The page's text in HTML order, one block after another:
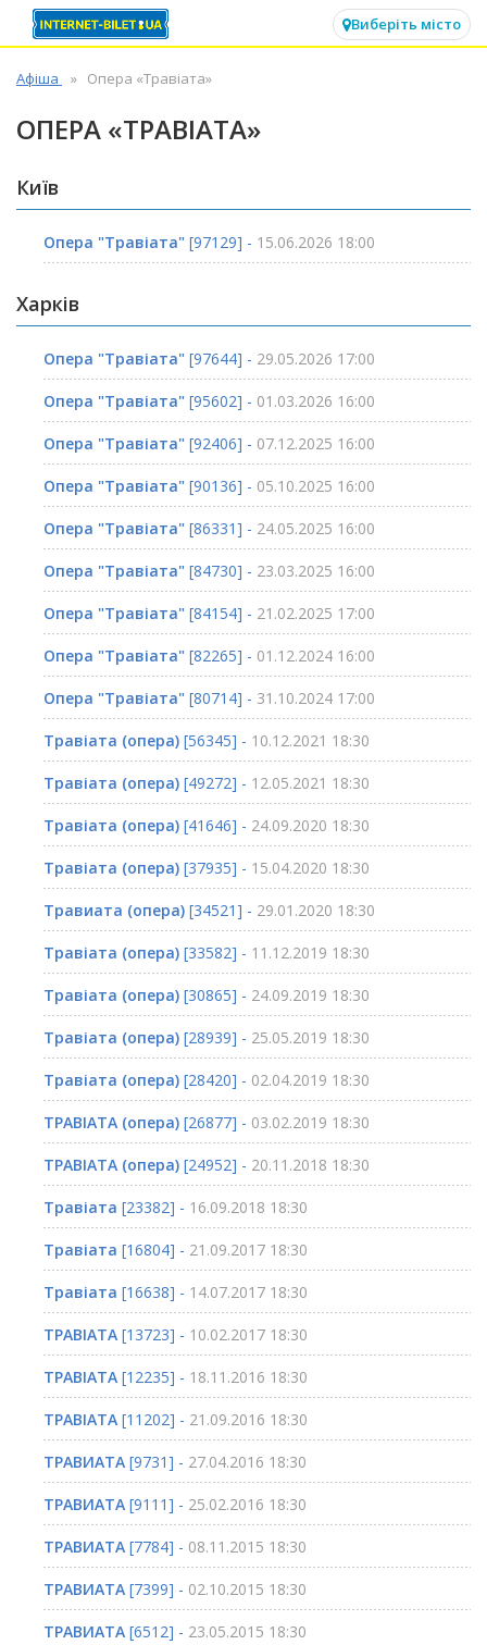
Виберіть місто
Афіша Опера «Травіата»
ОПЕРА «ТРАВІАТА»
Київ
Опера "Травіата" [97129] - 15.06.2026 18:00
Харків
Опера "Травіата" [97644] - 29.05.2026 17:00
Опера "Травіата" [95602] - 01.03.2026 16:00
Опера "Травіата" [92406] - 07.12.2025 16:00
Опера "Травіата" [90136] - 05.10.2025 16:00
Опера "Травіата" [86331] - 24.05.2025 16:00
Опера "Травіата" [84730] - 23.03.2025 16:00
Опера "Травіата" [84154] - 21.02.2025 17:00
Опера "Травіата" [82265] - 01.12.2024 16:00
Опера "Травіата" [80714] - 31.10.2024 17:00
Травіата (опера) [56345] - 10.12.2021 18:30
Травіата (опера) [49272] - 12.05.2021 18:30
Травіата (опера) [41646] - 24.09.2020 18:30
Травіата (опера) [37935] - 15.04.2020 18:30
Травиата (опера) [34521] - 29.01.2020 18:30
Травіата (опера) [33582] - 11.12.2019 18:30
Травіата (опера) [30865] - 24.09.2019 18:30
Травіата (опера) [28939] - 25.05.2019 18:30
Травіата (опера) [28420] - 02.04.2019 18:30
ТРАВІАТА (опера) [26877] - 03.02.2019 18:30
ТРАВІАТА (опера) [24952] - 20.11.2018 18:30
Травіата [23382] - 16.09.2018 18:30
Травіата [16804] - 21.09.2017 18:30
Травіата [16638] - 14.07.2017 18:30
ТРАВІАТА [13723] - 10.02.2017 18:30
ТРАВІАТА [12235] - 18.11.2016 18:30
ТРАВІАТА [11202] - 21.09.2016 18:30
ТРАВИАТА [9731] - 27.04.2016 18:30
ТРАВИАТА [9111] - 25.02.2016 18:30
ТРАВИАТА [7784] - 08.11.2015 18:30
ТРАВИАТА [7399] - 02.10.2015 18:30
ТРАВИАТА [6512] - 23.05.2015 18:30